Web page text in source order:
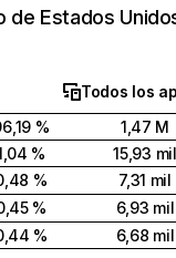
de Estados
Todos los
%
1,47 M
%
15,93 mil
%
7,31 mil
%
6,93 mil
% 6,68 mil